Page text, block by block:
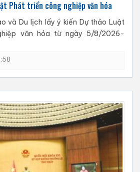
Phát triển công nghiệp văn hóa
và Du lịch lấy ý kiến Dự thảo Luật
văn hóa từ ngày 5/8/2026-